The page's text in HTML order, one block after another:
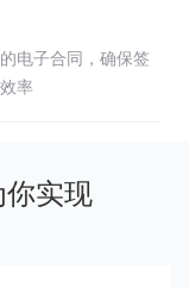
电子合同，确保签
率
你实现